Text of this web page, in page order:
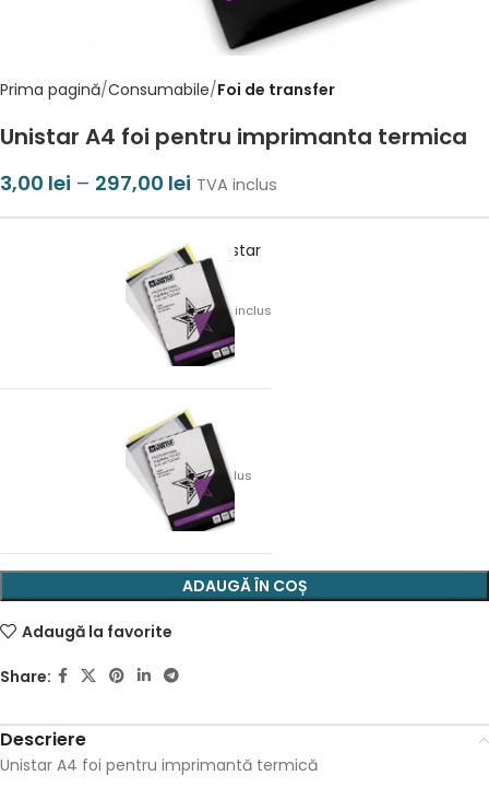
Prima pagină Consumabile Foi de transfer
Unistar A4 foi pentru imprimanta termica
3,00 lei – 297,00 lei TVA inclus
Set 100 Foi Unistar
297,00lei TVA inclus
Foaie Unistar
3,00lei TVA inclus
ADAUGĂ ÎN COȘ
Adaugă la favorite
Share:
Descriere
Unistar A4 foi pentru imprimantă termică